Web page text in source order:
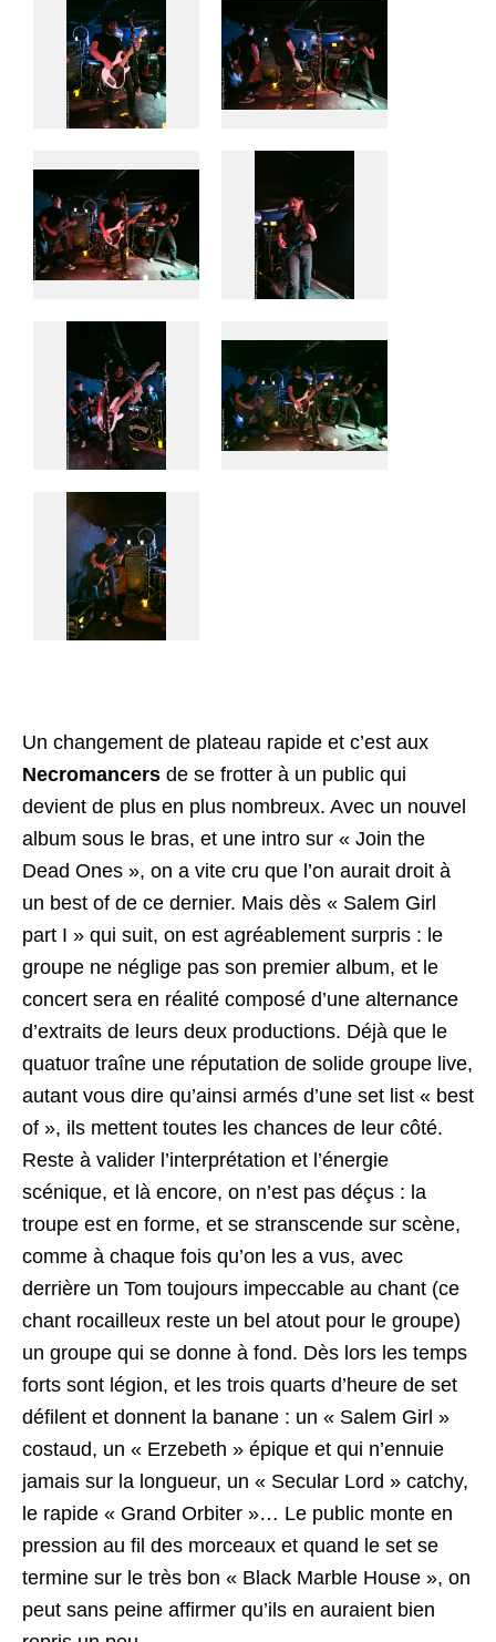
Un changement de plateau rapide et c’est aux
Necromancers de se frotter à un public qui
devient de plus en plus nombreux. Avec un nouvel
album sous le bras, et une intro sur « Join the
Dead Ones », on a vite cru que l’on aurait droit à
un best of de ce dernier. Mais dès « Salem Girl
part I » qui suit, on est agréablement surpris : le
groupe ne néglige pas son premier album, et le
concert sera en réalité composé d’une alternance
d’extraits de leurs deux productions. Déjà que le
quatuor traîne une réputation de solide groupe live,
autant vous dire qu’ainsi armés d’une set list « best
of », ils mettent toutes les chances de leur côté.
Reste à valider l’interprétation et l’énergie
scénique, et là encore, on n’est pas déçus : la
troupe est en forme, et se stranscende sur scène,
comme à chaque fois qu’on les a vus, avec
derrière un Tom toujours impeccable au chant (ce
chant rocailleux reste un bel atout pour le groupe)
un groupe qui se donne à fond. Dès lors les temps
forts sont légion, et les trois quarts d’heure de set
défilent et donnent la banane : un « Salem Girl »
costaud, un « Erzebeth » épique et qui n’ennuie
jamais sur la longueur, un « Secular Lord » catchy,
le rapide « Grand Orbiter »… Le public monte en
pression au fil des morceaux et quand le set se
termine sur le très bon « Black Marble House », on
peut sans peine affirmer qu’ils en auraient bien